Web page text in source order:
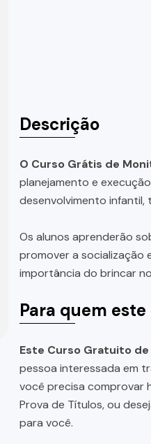
Descrição
O Curso Grátis de
planejamento e
desenvolvimento infantil,
Os alunos aprenderão
promover a socialização
importância do brincar
Para quem
Este Curso Gratuito
pessoa interessada em
você precisa comprovar
Prova de Títulos, ou
para você.